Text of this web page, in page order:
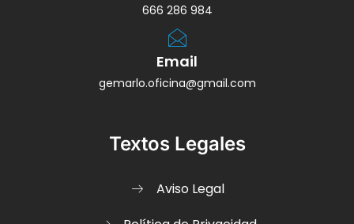
666 286 984
Email
gemarlo.oficina@gmail.com
Textos Legales
Aviso Legal